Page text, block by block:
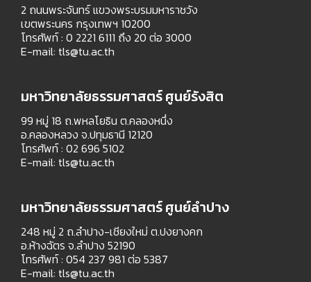
2 ถนนพระจันทร์ แขวงพระบรมมหาราชวัง
เขตพระนคร กรุงเทพฯ 10200
โทรศัพท์ : 0 2221 6111 ถึง 20 ต่อ 3000
E-mail: tls@tu.ac.th
มหาวิทยาลัยธรรมศาสตร์ ศูนย์รังสิต
99 หมู่ 18 ถ.พหลโยธิน ต.คลองหนึ่ง
อ.คลองหลวง จ.ปทุมธานี 12120
โทรศัพท์ : 02 696 5102
E-mail: tls@tu.ac.th
มหาวิทยาลัยธรรมศาสตร์ ศูนย์ลำปาง
248 หมู่ 2 ถ.ลำปาง-เชียงใหม่ ต.ปงยางคก
อ.ห้างฉัตร จ.ลำปาง 52190
โทรศัพท์ : 054 237 981 ต่อ 5387
E-mail: tls@tu.ac.th